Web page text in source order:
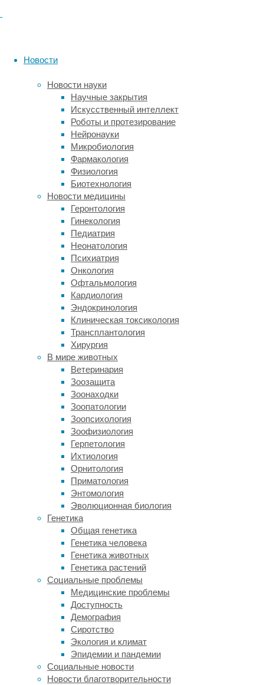
Новости
Новости науки
Научные закрытия
Искусственный интеллект
Роботы и протезирование
Нейронауки
Микробиология
Фармакология
Физиология
Биотехнология
Новости медицины
Геронтология
Гинекология
Педиатрия
Неонатология
Психиатрия
Онкология
Офтальмология
Кардиология
Эндокринология
Клиническая токсикология
Трансплантология
Хирургия
В мире животных
Ветеринария
Зоозащита
Зоонаходки
Зоопатологии
Зоопсихология
Зоофизиология
Герпетология
Ихтиология
Орнитология
Приматология
Энтомология
Эволюционная биология
Генетика
Общая генетика
Генетика человека
Генетика животных
Генетика растений
Социальные проблемы
Медицинские проблемы
Доступность
Демография
Сиротство
Экология и климат
Эпидемии и пандемии
Социальные новости
Новости благотворительности
в
Animal
Cognition,
сцены
конфликтов
обладают
притягательностью
только
для
людей,
макак-
крабоедов,
этому
можно
найти
вполне
рациональное
объяснение.
Для
эксперимента
отобрали
около
трёх
десятков
макак,
живущих
приматологическом
исследовательском
центре:
им
показывали
двухминутные
видео,
на
которых
другие
макаки,
знакомые
или
незнакомые,
вместе